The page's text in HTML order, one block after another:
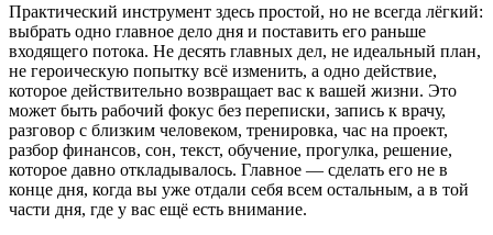
Практический инструмент здесь простой, но не всегда лёгкий:
выбрать одно главное дело дня и поставить его раньше
входящего потока. Не десять главных дел, не идеальный план,
не героическую попытку всё изменить, а одно действие,
которое действительно возвращает вас к вашей жизни. Это
может быть рабочий фокус без переписки, запись к врачу,
разговор с близким человеком, тренировка, час на проект,
разбор финансов, сон, текст, обучение, прогулка, решение,
которое давно откладывалось. Главное — сделать его не в
конце дня, когда вы уже отдали себя всем остальным, а в той
части дня, где у вас ещё есть внимание.